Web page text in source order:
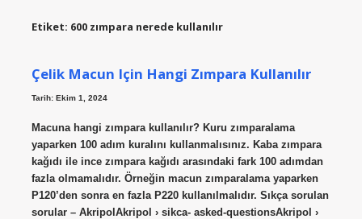
Etiket: 600 zımpara nerede kullanılır
Çelik Macun Için Hangi Zımpara Kullanılır
Tarih: Ekim 1, 2024
Macuna hangi zımpara kullanılır? Kuru zımparalama
yaparken 100 adım kuralını kullanmalısınız. Kaba zımpara
kağıdı ile ince zımpara kağıdı arasındaki fark 100 adımdan
fazla olmamalıdır. Örneğin macun zımparalama yaparken
P120’den sonra en fazla P220 kullanılmalıdır. Sıkça sorulan
sorular – AkripolAkripol › sikca- asked-questionsAkripol ›